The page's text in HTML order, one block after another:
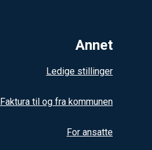
Annet
Ledige stillinger
Faktura til og fra kommunen
For ansatte